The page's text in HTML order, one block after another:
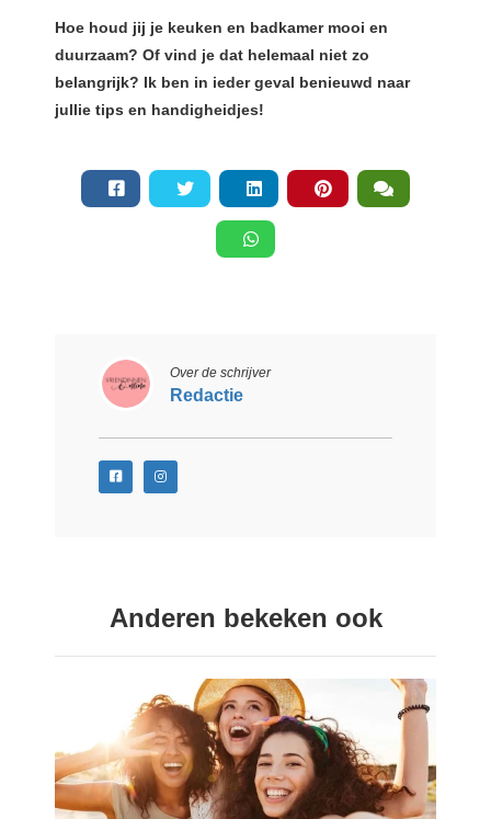
Hoe houd jij je keuken en badkamer mooi en
duurzaam? Of vind je dat helemaal niet zo
belangrijk? Ik ben in ieder geval benieuwd naar
jullie tips en handigheidjes!
Over de schrijver
Redactie
Anderen bekeken ook